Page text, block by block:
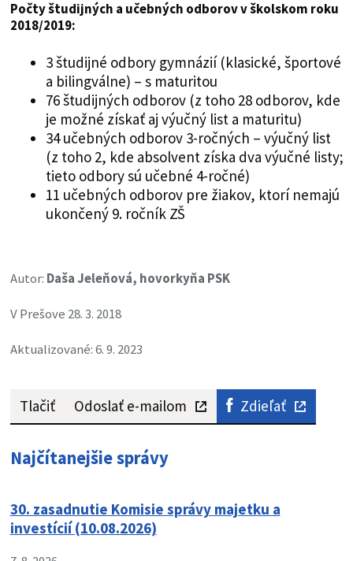
Počty študijných a učebných odborov v školskom roku
2018/2019:
3 študijné odbory gymnázií (klasické, športové
a bilingválne) – s maturitou
76 študijných odborov (z toho 28 odborov, kde
je možné získať aj výučný list a maturitu)
34 učebných odborov 3-ročných – výučný list
(z toho 2, kde absolvent získa dva výučné listy;
tieto odbory sú učebné 4-ročné)
11 učebných odborov pre žiakov, ktorí nemajú
ukončený 9. ročník ZŠ
Autor: Daša Jeleňová, hovorkyňa PSK
V Prešove 28. 3. 2018
Aktualizované: 6. 9. 2023
Tlačiť Odoslať e-mailom Zdieľať
Najčítanejšie správy
30. zasadnutie Komisie správy majetku a
investícií (10.08.2026)